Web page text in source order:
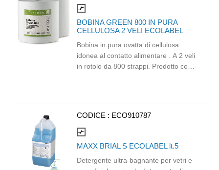
compare_arrows
BOBINA GREEN 800 IN PURA
CELLULOSA 2 VELI ECOLABEL
Bobina in pura ovatta di cellulosa
idonea al contatto alimentare . A 2 veli
in rotolo da 800 strappi. Prodotto con
CODICE : ECO910787
compare_arrows
MAXX BRIAL S ECOLABEL lt.5
Detergente ultra-bagnante per vetri e